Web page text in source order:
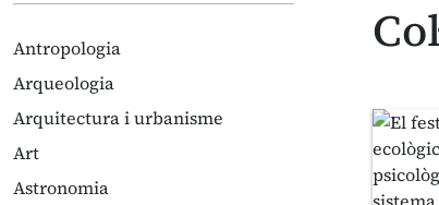
Antropologia
Arqueologia
Arquitectura i urbanisme
Art
Astronomia